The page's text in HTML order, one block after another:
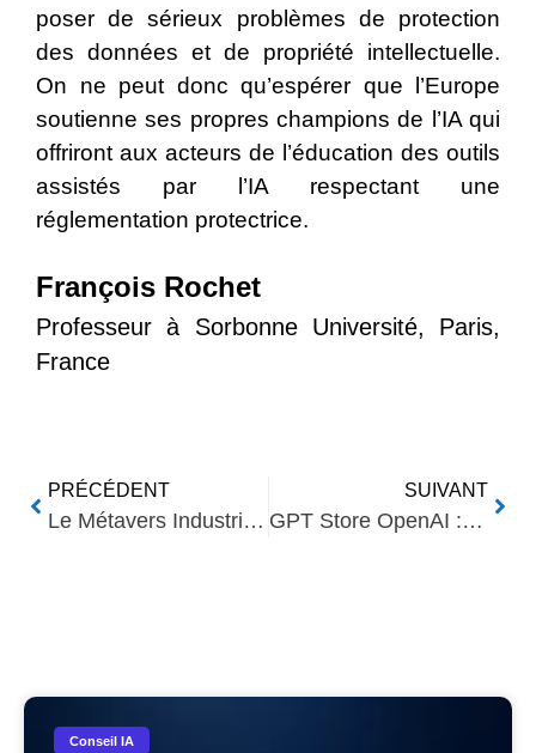
poser de sérieux problèmes de protection
des données et de propriété intellectuelle.
On ne peut donc qu’espérer que l’Europe
soutienne ses propres champions de l’IA qui
offriront aux acteurs de l’éducation des outils
assistés par l’IA respectant une
réglementation protectrice.
François Rochet
Professeur à Sorbonne Université, Paris,
France
PRÉCÉDENT
Le Métavers Industriel Renault: Révolution dans l’Automobile
SUIVANT
GPT Store OpenAI : Création et Monétisation de GPT Personnalisés
Conseil IA